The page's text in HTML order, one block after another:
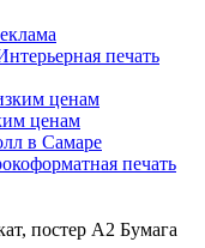
печать
ценам
в Самаре
печать
постер А2 Бумага